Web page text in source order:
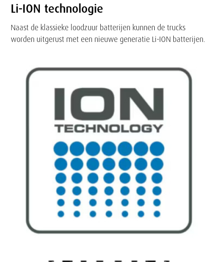
Li-ION technologie
Naast de klassieke loodzuur batterijen kunnen de trucks
worden uitgerust met een nieuwe generatie Li-ION batterijen.